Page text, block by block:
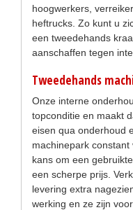
hoogwerkers,
heftrucks. Zo kunt u
een tweedehands
aanschaffen tegen
Tweedehands
Onze interne
topconditie en maakt
eisen qua onderhoud
machinepark
kans om een
een scherpe prijs.
levering extra
werking en ze zijn